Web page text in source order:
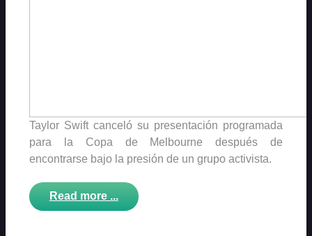
Taylor Swift canceló su presentación programada
para la Copa de Melbourne después de
encontrarse bajo la presión de un grupo activista.
Read more ...